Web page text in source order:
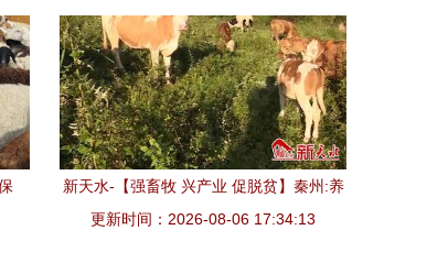
新天水-【强畜牧 兴产业 促脱贫】秦州:养
殖产业再发力 畜牧脱贫显成效(三) 家禽技
更新时间：2026-08-06 17:34:13